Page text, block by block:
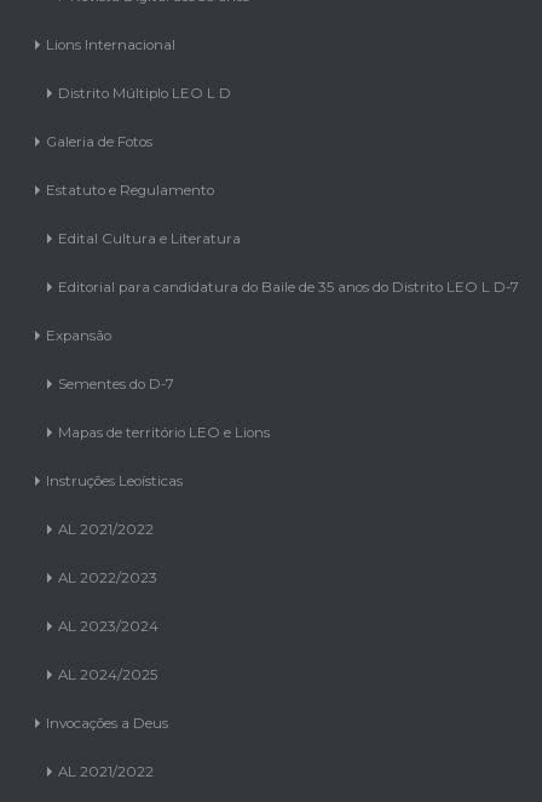
Revista Digital dos 35 anos
Lions Internacional
Distrito Múltiplo LEO L D
Galeria de Fotos
Estatuto e Regulamento
Edital Cultura e Literatura
Editorial para candidatura do Baile de 35 anos do Distrito LEO L D-7
Expansão
Sementes do D-7
Mapas de território LEO e Lions
Instruções Leoísticas
AL 2021/2022
AL 2022/2023
AL 2023/2024
AL 2024/2025
Invocações a Deus